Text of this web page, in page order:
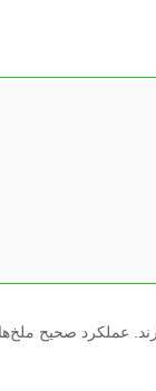
عملکرد صحیح